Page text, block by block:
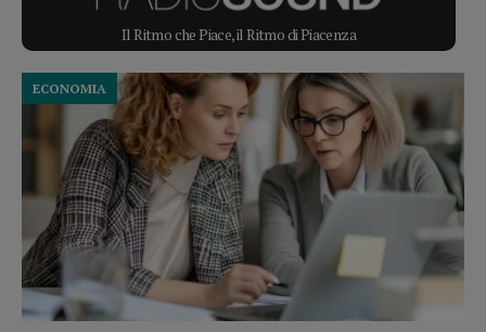
Il Ritmo che Piace, il Ritmo di Piacenza
ECONOMIA